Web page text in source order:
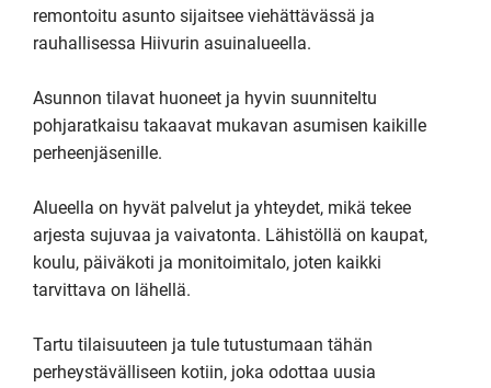
remontoitu asunto sijaitsee viehättävässä ja
rauhallisessa Hiivurin asuinalueella.
Asunnon tilavat huoneet ja hyvin suunniteltu
pohjaratkaisu takaavat mukavan asumisen kaikille
perheenjäsenille.
Alueella on hyvät palvelut ja yhteydet, mikä tekee
arjesta sujuvaa ja vaivatonta. Lähistöllä on kaupat,
koulu, päiväkoti ja monitoimitalo, joten kaikki
tarvittava on lähellä.
Tartu tilaisuuteen ja tule tutustumaan tähän
perheystävälliseen kotiin, joka odottaa uusia